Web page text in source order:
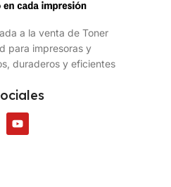
a la venta de Toner
para impresoras y
duraderos y eficientes